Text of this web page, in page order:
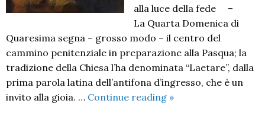
alla luce della fede –
La Quarta Domenica di
Quaresima segna – grosso modo – il centro del
cammino penitenziale in preparazione alla Pasqua; la
tradizione della Chiesa l’ha denominata “Laetare”, dalla
prima parola latina dell’antifona d’ingresso, che è un
invito alla gioia. … Continue reading IV
»